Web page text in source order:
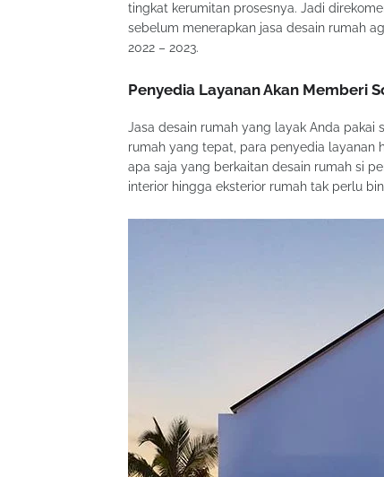
tingkat kerumitan prosesnya. Jadi
sebelum menerapkan jasa desain rumah
2022 – 2023.
Penyedia Layanan Akan Memberi
Jasa desain rumah yang layak Anda
rumah yang tepat, para penyedia layanan
apa saja yang berkaitan desain rumah si
interior hingga eksterior rumah tak perlu